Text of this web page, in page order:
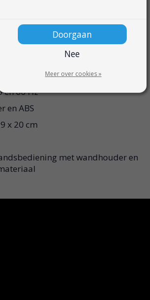
6
tot 1800 m³ per uur
windmodus
ja
265 V
en 60 Hz
en ABS
x 20 cm
met wandhouder en
Doorgaan
Nee
Meer over cookies »